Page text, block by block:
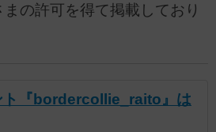
の許可を得て掲載しており
『bordercollie_raito』は